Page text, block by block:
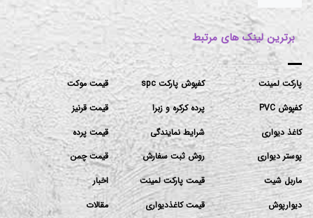
برترین لینک های مرتبط
پارکت لمینت
کفپوش PVC
کاغذ دیواری
پوستر دیواری
ماربل شیت
دیوارپوش
کفپوش پارکت spc
پرده کرکره و زبرا
شرایط نمایندگی
روش ثبت سفارش
قیمت پارکت لمینت
قیمت کاغذدیواری
قیمت موکت
قیمت قرنیز
قیمت پرده
قیمت چمن
اخبار
مقالات